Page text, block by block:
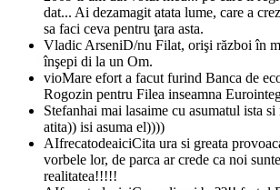
dat... Ai dezamagit atata lume, care a
sa faci ceva pentru ţara asta.
Vladic ArseniD/nu Filat, orişi război în
înşepi di la un Om.
vioMare efort a facut furind Banca de
Rogozin pentru Filea inseamna
Stefanhai mai lasaime cu asumatul ista
atita)) isi asuma el))))
AIfrecatodeaiciCita ura si greata
vorbele lor, de parca ar crede ca noi
realitatea!!!!!